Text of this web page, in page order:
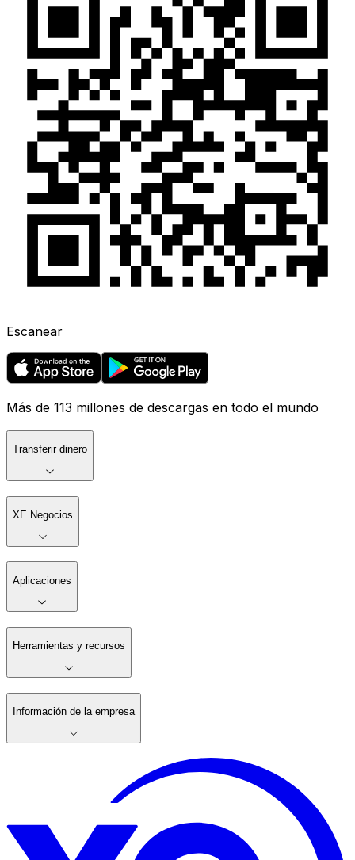
Escanear
Más de 113 millones de descargas en todo el mundo
Transferir dinero
XE Negocios
Aplicaciones
Herramientas y recursos
Información de la empresa